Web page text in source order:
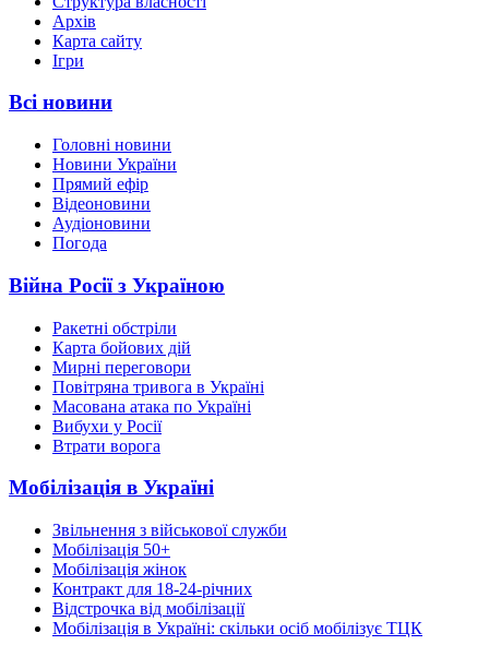
Архів
Карта сайту
Ігри
Всі новини
Головні новини
Новини України
Прямий ефір
Відеоновини
Аудіоновини
Погода
Війна Росії з Україною
Ракетні обстріли
Карта бойових дій
Мирні переговори
Повітряна тривога в Україні
Масована атака по Україні
Вибухи у Росії
Втрати ворога
Мобілізація в Україні
Звільнення з військової служби
Мобілізація 50+
Мобілізація жінок
Контракт для 18-24-річних
Відстрочка від мобілізації
Мобілізація в Україні: скільки осіб мобілізує ТЦК